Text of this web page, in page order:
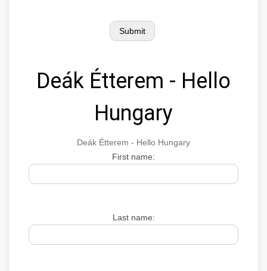
Deák Étterem - Hello
Hungary
Deák Étterem - Hello Hungary
First name:
Last name: